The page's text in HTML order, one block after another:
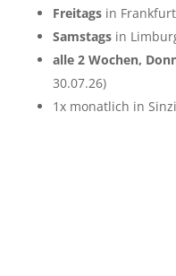
Freitagsin
Samstagsin
alle 2 Wochen,
30.07.26)
1x monatlich in